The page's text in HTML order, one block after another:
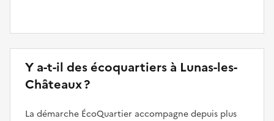
Y a-t-il des écoquartiers à Lunas-les-
Châteaux ?
La démarche ÉcoQuartier accompagne depuis plus